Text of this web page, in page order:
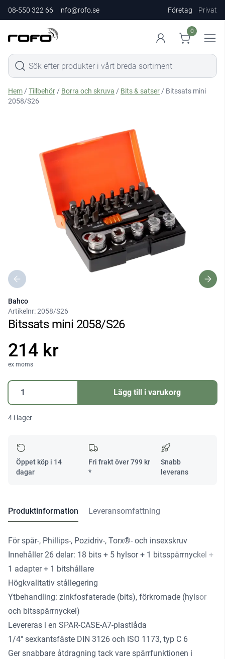
08-550 322 66 info@rofo.se Företag Privat
0
Hem /Tillbehör / Borra och skruva / Bits & satser / Bitssats mini
2058/S26
Bahco
Artikelnr:2058/S26
Bitssats mini 2058/S26
214 kr
ex moms
Bitssats
mini
mängd
Lägg till i varukorg
4 i lager
Öppet köp i 14
dagar
Fri frakt över799 kr
*
Snabb
leverans
Produktinformation Leveransomfattning
För spår-, Phillips-, Pozidriv-, Torx®- och insexskruv
Innehåller 26 delar: 18 bits + 5 hylsor + 1 bitsspärrnyckel +
1 adapter + 1 bitshållare
Högkvalitativ stållegering
Ytbehandling: zinkfosfaterade (bits), förkromade (hylsor
och bitsspärrnyckel)
Levereras i en SPAR-CASE-A7-plastlåda
1/4″ sexkantsfäste DIN 3126 och ISO 1173, typ C 6
Ger snabbare åtdragning tack vare spärrfunktionen i